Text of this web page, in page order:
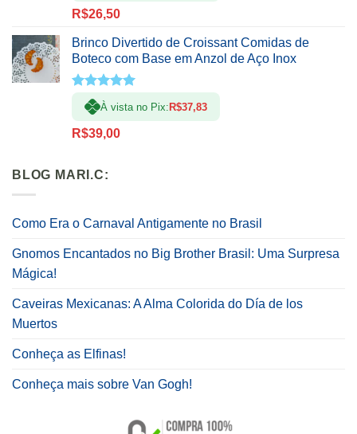
R$26,50
Brinco Divertido de Croissant Comidas de
Boteco com Base em Anzol de Aço Inox
Avaliação
5.00de 5
À vista no Pix: R$37,83
R$39,00
BLOG MARI.C:
Como Era o Carnaval Antigamente no Brasil
Gnomos Encantados no Big Brother Brasil: Uma Surpresa
Mágica!
Caveiras Mexicanas: A Alma Colorida do Día de los
Muertos
Conheça as Elfinas!
Conheça mais sobre Van Gogh!